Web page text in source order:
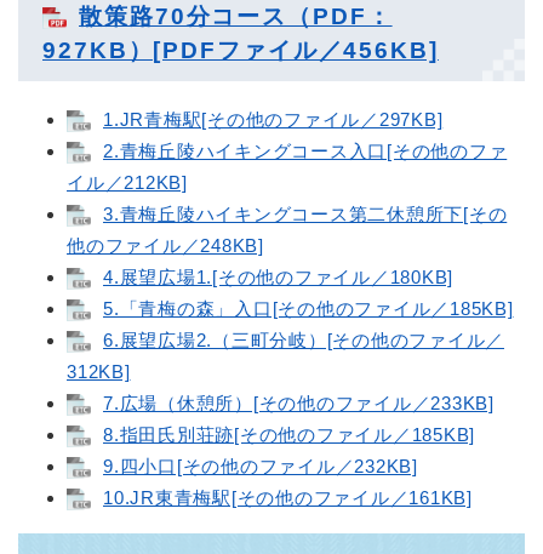
散策路70分コース（PDF：
927KB）[PDFファイル／456KB]
1.JR青梅駅[その他のファイル／297KB]
2.青梅丘陵ハイキングコース入口[その他のファ
イル／212KB]
3.青梅丘陵ハイキングコース第二休憩所下[その
他のファイル／248KB]
4.展望広場1.[その他のファイル／180KB]
5.「青梅の森」入口[その他のファイル／185KB]
6.展望広場2.（三町分岐）[その他のファイル／
312KB]
7.広場（休憩所）[その他のファイル／233KB]
8.指田氏別荘跡[その他のファイル／185KB]
9.四小口[その他のファイル／232KB]
10.JR東青梅駅[その他のファイル／161KB]